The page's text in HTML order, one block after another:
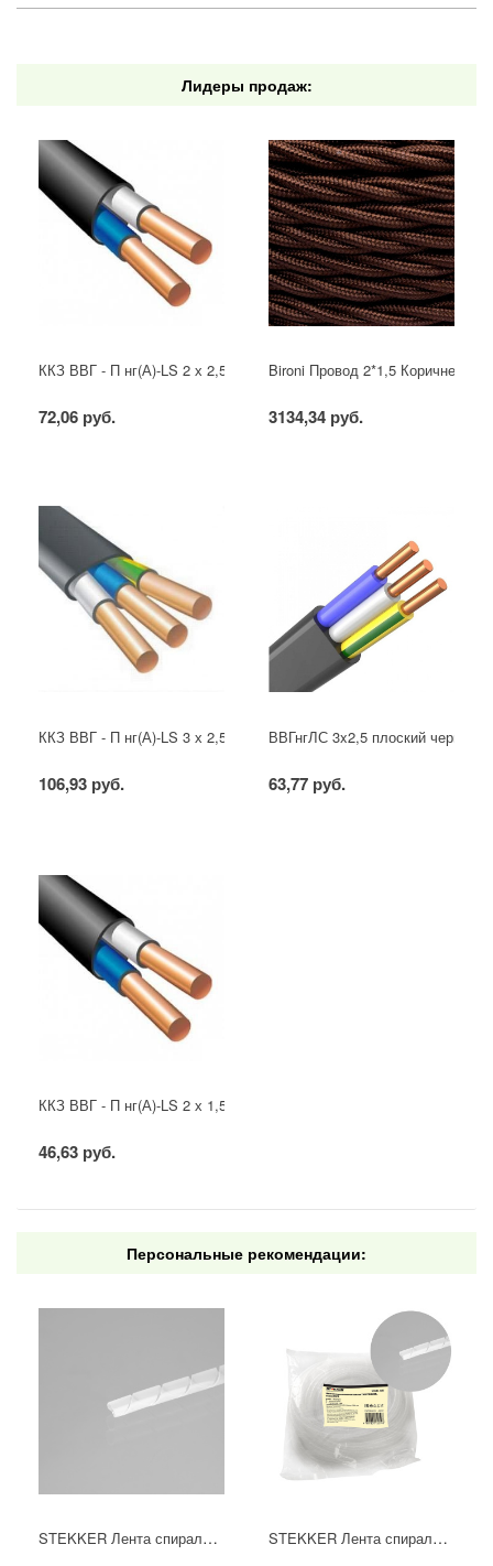
Лидеры продаж:
ККЗ ВВГ - П нг(А)-LS 2 х 2,5 ГОСТ
72,06 руб.
Bironi Провод 2*1,5 Коричневый
3134,34 руб.
ККЗ ВВГ - П нг(А)-LS 3 х 2,5 ГОСТ
106,93 руб.
ВВГнгЛС 3x2,5 плоский черный
63,77 руб.
ККЗ ВВГ - П нг(А)-LS 2 х 1,5 ГОСТ
46,63 руб.
Персональные рекомендации:
STEKKER Лента спиральная монтажная, диаметр пчука 4-50 мм,10 м/упак, белый, SWB-06 STEKKER Лента спиральная монтажная, диаметр пучка 6-60 мм, 10 м/упак, белый, SWB-08